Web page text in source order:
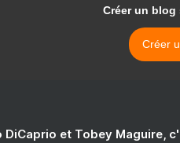
Créer un blog
Créer
DiCaprio et Tobey Maguire,